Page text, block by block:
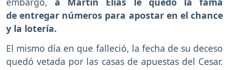
de entregar números para apostar en el chance
y la lotería.
El mismo día en que falleció, la fecha de su deceso
quedó vetada por las casas de apuestas del Cesar.